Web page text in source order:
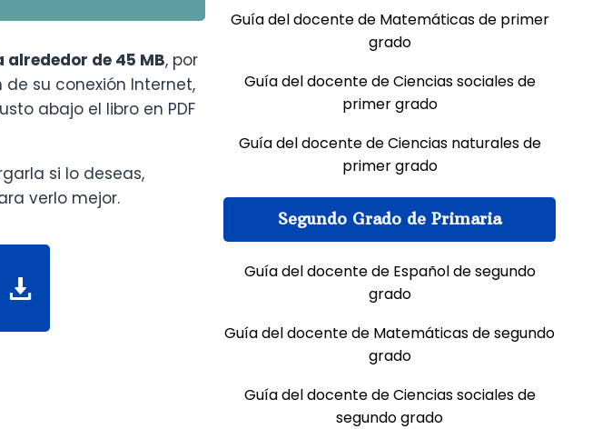
alrededor de 45 MB, por
su conexión Internet,
abajo el libro en PDF
si lo deseas,
verlo mejor.
Guía del docente de Matemáticas de primer
grado
Guía del docente de Ciencias sociales de
primer grado
Guía del docente de Ciencias naturales de
primer grado
Segundo Grado de Primaria
Guía del docente de Español de segundo
grado
Guía del docente de Matemáticas de segundo
grado
Guía del docente de Ciencias sociales de
segundo grado